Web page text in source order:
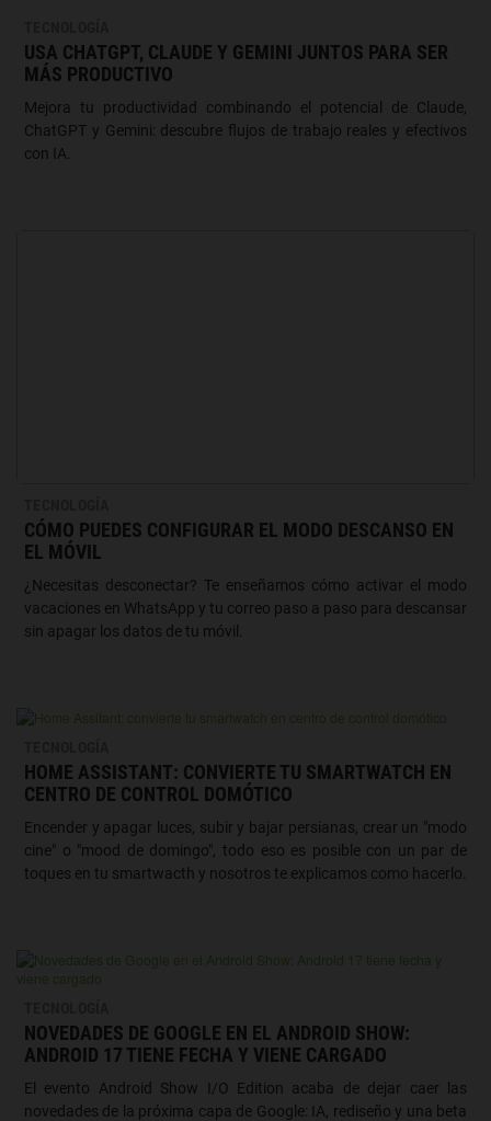
USA CHATGPT, CLAUDE Y GEMINI JUNTOS PARA SER
MÁS PRODUCTIVO
Mejora tu productividad combinando el potencial de Claude,
ChatGPT y Gemini: descubre flujos de trabajo reales y efectivos
con IA.
CÓMO PUEDES CONFIGURAR EL MODO DESCANSO EN
EL MÓVIL
¿Necesitas desconectar? Te enseñamos cómo activar el modo
vacaciones en WhatsApp y tu correo paso a paso para descansar
sin apagar los datos de tu móvil.
HOME ASSISTANT: CONVIERTE TU SMARTWATCH EN
CENTRO DE CONTROL DOMÓTICO
Encender y apagar luces, subir y bajar persianas, crear un "modo
cine" o "mood de domingo", todo eso es posible con un par de
toques en tu smartwacth y nosotros te explicamos como hacerlo.
NOVEDADES DE GOOGLE EN EL ANDROID SHOW:
ANDROID 17 TIENE FECHA Y VIENE CARGADO
El evento Android Show I/O Edition acaba de dejar caer las
novedades de la próxima capa de Google: IA, rediseño y una beta